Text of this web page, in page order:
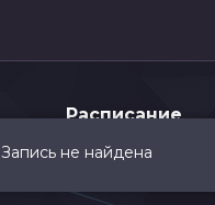
Расписание
Запись не найдена